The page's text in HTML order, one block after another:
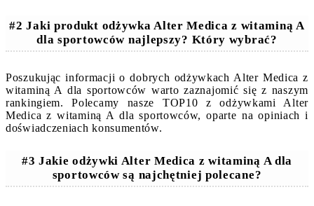
#2 Jaki produkt odżywka Alter Medica z witaminą A
dla sportowców najlepszy? Który wybrać?
Poszukując informacji o dobrych odżywkach Alter Medica z
witaminą A dla sportowców warto zaznajomić się z naszym
rankingiem. Polecamy nasze TOP10 z odżywkami Alter
Medica z witaminą A dla sportowców, oparte na opiniach i
doświadczeniach konsumentów.
#3 Jakie odżywki Alter Medica z witaminą A dla
sportowców są najchętniej polecane?